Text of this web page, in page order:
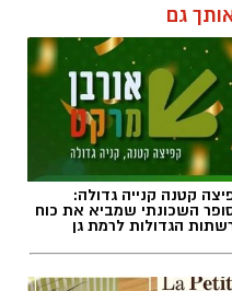
של מפקד תחנת
אותך גם
קטנה קנייה גדולה:
השכונתי שמביא את כוח
הגדולות לרמת גן